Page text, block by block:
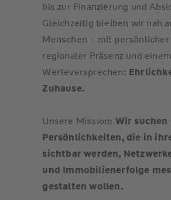
bis zur Finanzierung und
Gleichzeitig bleiben wir nah
Menschen – mit persönlicher
regionaler Präsenz und
Werteversprechen:
Zuhause.
Unsere Mission: Wir
Persönlichkeiten, die in
sichtbar werden,
und Immobilienerfolge
gestalten wollen.